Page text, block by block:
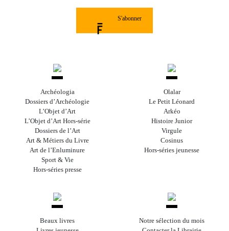
S'abonner
Archéologia
Dossiers d’Archéologie
L’Objet d’Art
L’Objet d’Art Hors-série
Dossiers de l’Art
Art & Métiers du Livre
Art de l’Enluminure
Sport & Vie
Hors-séries presse
Olalar
Le Petit Léonard
Arkéo
Histoire Junior
Virgule
Cosinus
Hors-séries jeunesse
Beaux livres
Notre sélection du mois